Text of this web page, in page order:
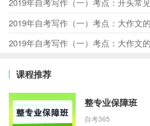
2019年自考写作（一）考点：开头常
2019年自考写作（一）考点：大作文
2019年自考写作（一）考点：大作文
课程推荐
整专业保障班
自考365